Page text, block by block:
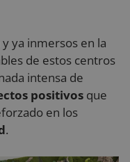
ya inmersos en la
de estos centros
intensa de
positivos que
en los
.